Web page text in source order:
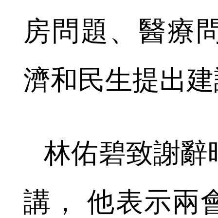
房問題、醫療
濟和民生提出
林佑碧致謝辭
講， 他表示兩